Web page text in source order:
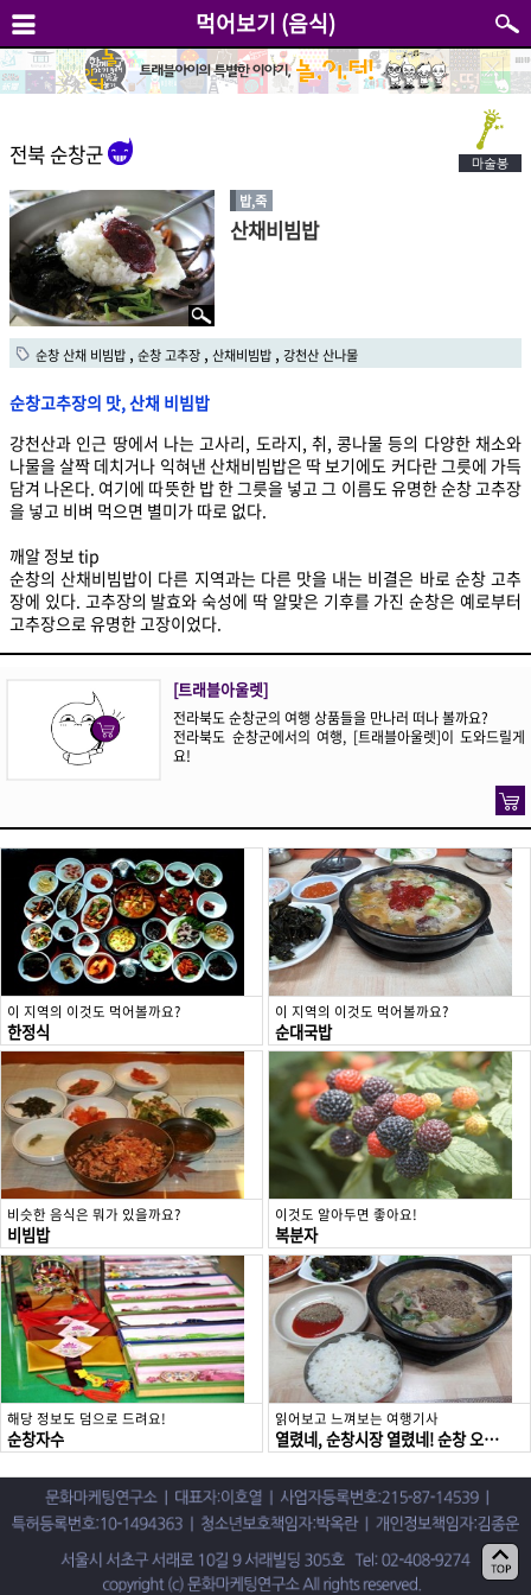
먹어보기 (음식)
전북 순창군
밥,죽
산채비빔밥
순창 산채 비빔밥 , 순창 고추장 , 산채비빔밥 , 강천산 산나물
순창고추장의 맛, 산채 비빔밥
강천산과 인근 땅에서 나는 고사리, 도라지, 취, 콩나물 등의 다양한 채소와
나물을 살짝 데치거나 익혀낸 산채비빔밥은 딱 보기에도 커다란 그릇에 가득
담겨 나온다. 여기에 따뜻한 밥 한 그릇을 넣고 그 이름도 유명한 순창 고추장
을 넣고 비벼 먹으면 별미가 따로 없다.
깨알 정보 tip
순창의 산채비빔밥이 다른 지역과는 다른 맛을 내는 비결은 바로 순창 고추
장에 있다. 고추장의 발효와 숙성에 딱 알맞은 기후를 가진 순창은 예로부터
고추장으로 유명한 고장이었다.
[트래블아울렛]
전라북도 순창군의 여행 상품들을 만나러 떠나 볼까요?
전라북도 순창군에서의 여행, [트래블아울렛]이 도와드릴게
요!
이 지역의 이것도 먹어볼까요?
한정식
이 지역의 이것도 먹어볼까요?
순대국밥
비슷한 음식은 뭐가 있을까요?
비빔밥
이것도 알아두면 좋아요!
복분자
해당 정보도 덤으로 드려요!
순창자수
읽어보고 느껴보는 여행기사
열렸네, 순창시장 열렸네! 순창 오일장 풍경